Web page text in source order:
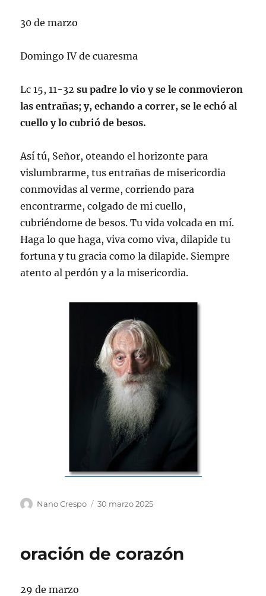
30 de marzo
Domingo IV de cuaresma
Lc 15, 11-32su padre lo vio y se le conmovieron
las entrañas; y, echando a correr, se le echó al
cuello y lo cubrió de besos.
Así tú, Señor, oteando el horizonte para
vislumbrarme, tus entrañas de misericordia
conmovidas al verme, corriendo para
encontrarme, colgado de mi cuello,
cubriéndome de besos. Tu vida volcada en mí.
Haga lo que haga, viva como viva, dilapide tu
fortuna y tu gracia como la dilapide. Siempre
atento al perdón y a la misericordia.
Autor
Nano Crespo
Publicado
30 marzo 2025
oración de corazón
29 de marzo